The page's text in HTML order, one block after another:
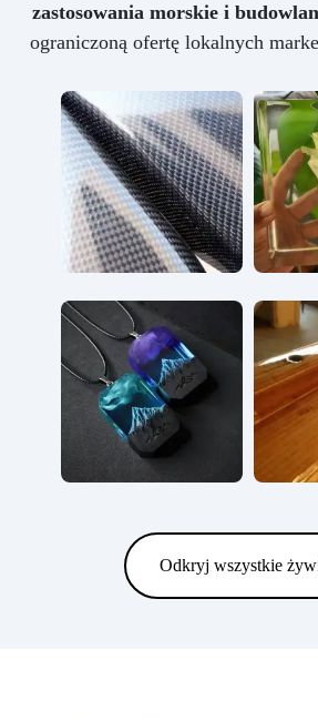
zastosowania morskie i
ograniczoną ofertę lokalnych
Odkryj wszystkie